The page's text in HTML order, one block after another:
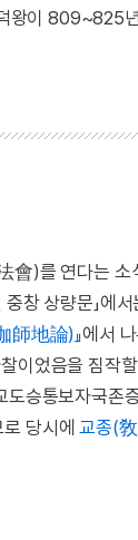
왕이 809~825
會)를 연다는 소
창 상량문」에
師地論)』에서
이었음을 짐작
승통보자국존
당시에교종(